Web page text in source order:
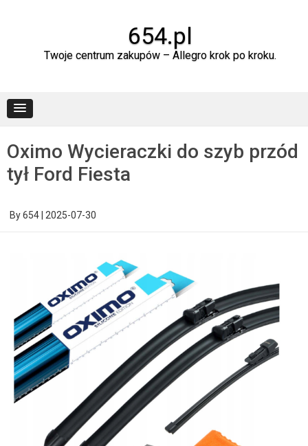
654.pl
Twoje centrum zakupów – Allegro krok po kroku.
Oximo Wycieraczki do szyb przód
tył Ford Fiesta
By654 2025-07-30